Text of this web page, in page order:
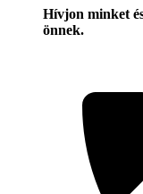
Hívjon minket
önnek.